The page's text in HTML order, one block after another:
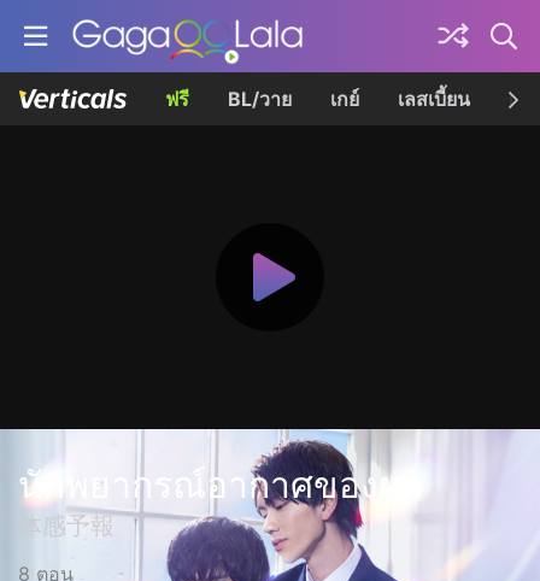
ฟรี BL/วาย เกย์ เลสเบี้ยน เค
นักพยากรณ์อากาศของผม
体感予報
8 ตอน